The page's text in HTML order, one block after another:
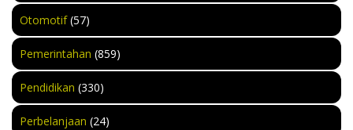
Otomotif(57)
Pemerintahan (859)
Pendidikan (330)
Perbelanjaan (24)